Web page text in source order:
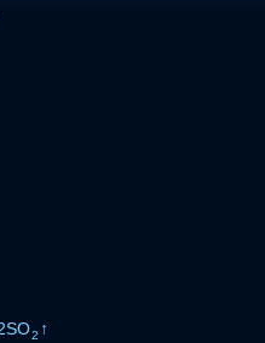
2 ↑